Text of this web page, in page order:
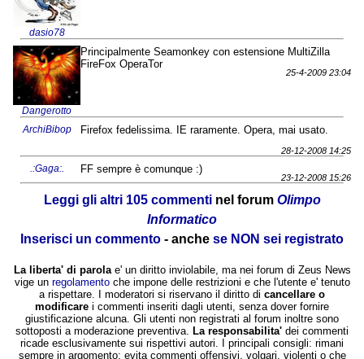
dasio78
Dangerotto
Principalmente Seamonkey con estensione MultiZilla
FireFox OperaTor
25-4-2009 23:04
ArchiBibop Firefox fedelissima. IE raramente. Opera, mai usato.
28-12-2008 14:25
.:Gaga:. FF sempre è comunque :)
23-12-2008 15:26
Leggi gli altri 105 commentinel forum Olimpo
Informatico
Inserisci un commento - anche se NON sei registrato
La liberta' di parolae' un diritto inviolabile, ma nei forum di Zeus News
vige un regolamentoche impone delle restrizioni e che l'utente e' tenuto
a rispettare. I moderatori si riservano il diritto di cancellare o
modificare i commenti inseriti dagli utenti, senza dover fornire
giustificazione alcuna. Gli utenti non registrati al forum inoltre sono
sottoposti a moderazione preventiva. La responsabilita' dei commenti
ricade esclusivamente sui rispettivi autori. I principali consigli: rimani
sempre in argomento; evita commenti offensivi, volgari, violenti o che